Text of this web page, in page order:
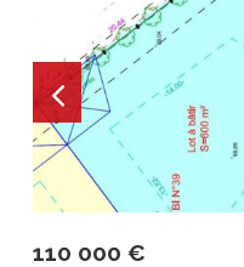
110 000 €